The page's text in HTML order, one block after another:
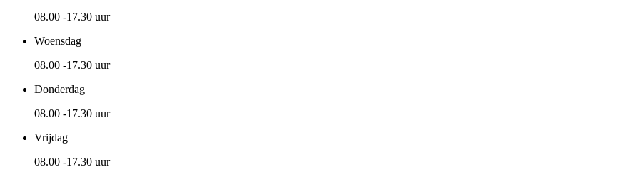
08.00 -17.30 uur
Woensdag
08.00 -17.30 uur
Donderdag
08.00 -17.30 uur
Vrijdag
08.00 -17.30 uur